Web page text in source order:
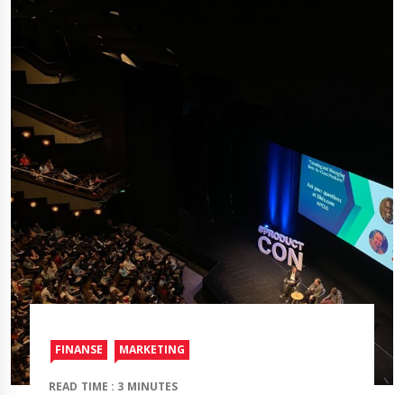
FINANSE MARKETING
READ TIME : 3 MINUTES